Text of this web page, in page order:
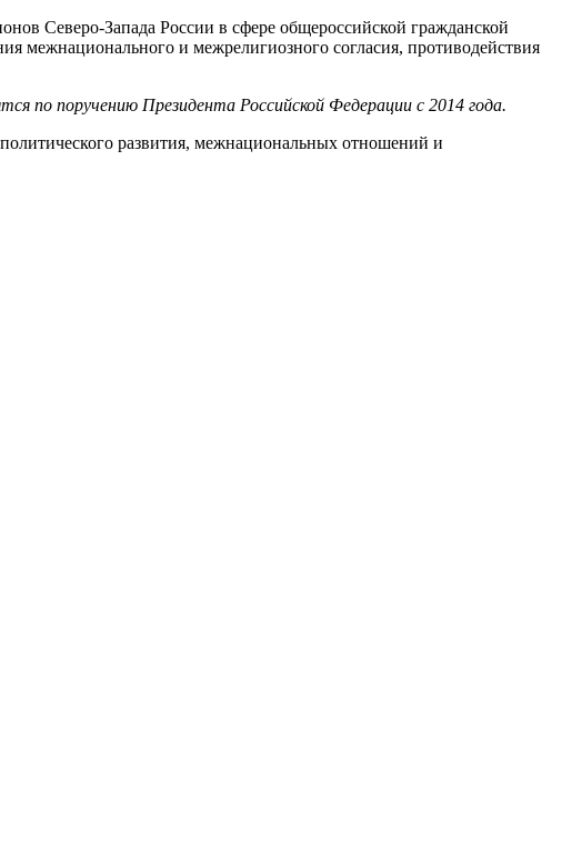
Северо-Запада России в сфере общероссийской гражданской
межнационального и межрелигиозного согласия, противодействия
по поручению Президента Российской Федерации с 2014 года.
развития, межнациональных отношений и